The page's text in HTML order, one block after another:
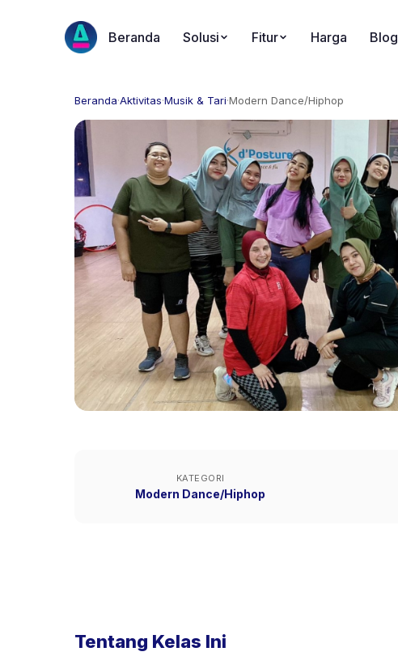
Beranda Solusi Fitur Harga Blog
Beranda·Aktivitas·Musik & Tari·Modern Dance/Hiphop
KATEGORI
Modern Dance/Hiphop
Tentang Kelas Ini